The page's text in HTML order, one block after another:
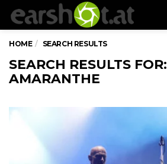
HOME SEARCH RESULTS
SEARCH RESULTS FOR:
AMARANTHE